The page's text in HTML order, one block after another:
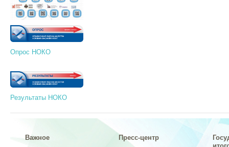
Опрос НОКО
Результаты НОКО
Важное Пресс-центр